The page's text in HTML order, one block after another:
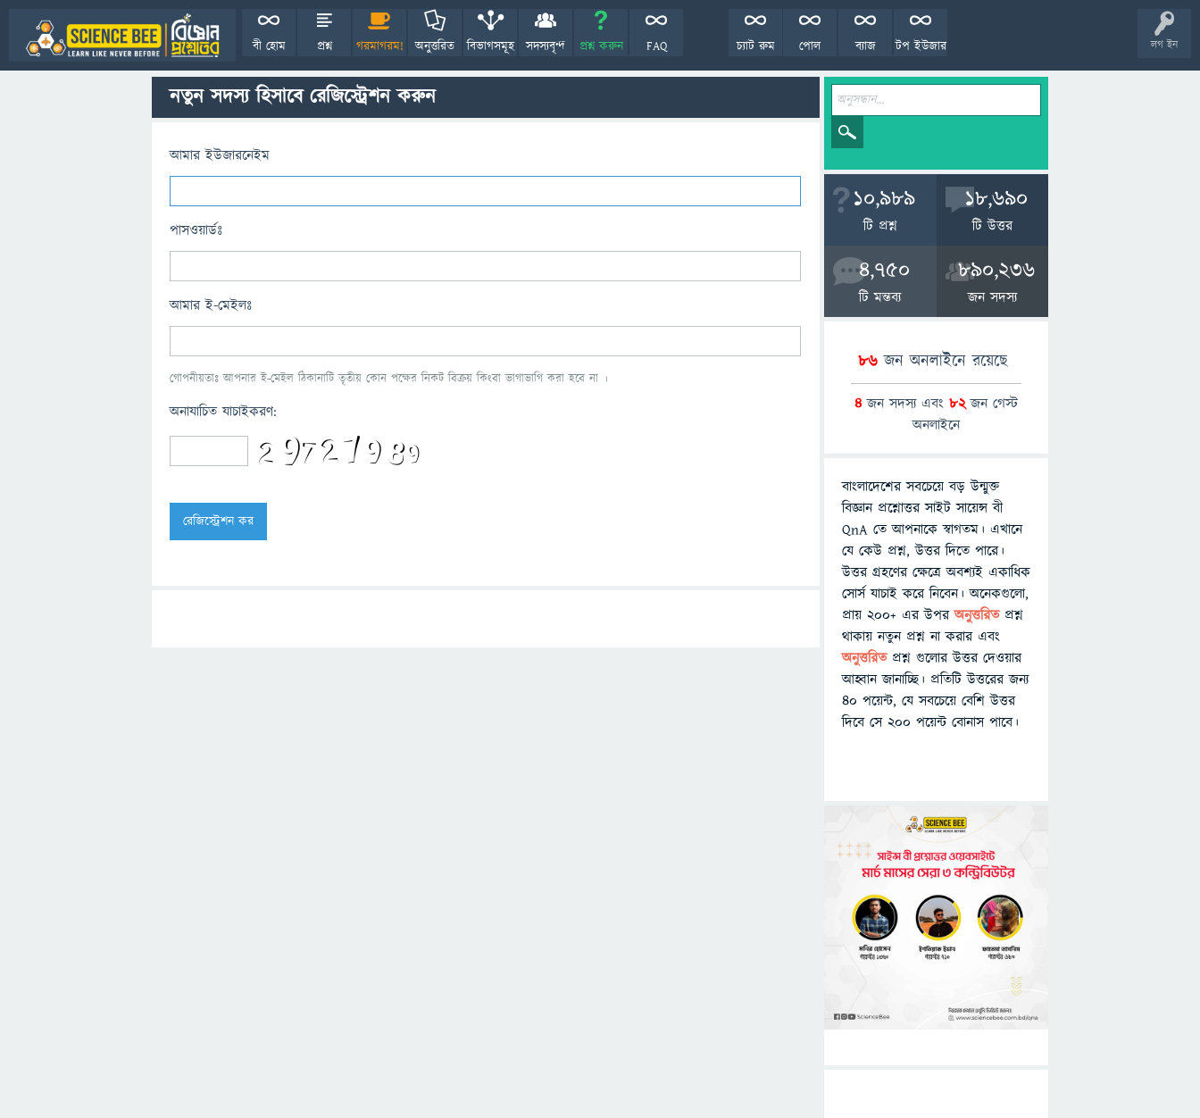
লগ ইন
বী হোম প্রশ্ন গরমাগরম! অনুত্তরিত বিভাগসমূহ সদস্যবৃন্দ প্রশ্ন করুন FAQ টপ ইউজার
ব্যাজ
পোল
চ্যাট রুম
নতুন সদস্য হিসাবে রেজিস্ট্রেশন করুন
আমার ইউজারনেইম
পাসওয়ার্ডঃ
আমার ই-মেইলঃ
গোপনীয়তাঃ আপনার ই-মেইল ঠিকানাটি তৃতীয় কোন পক্ষের নিকট বিক্রয় কিংবা ভাগাভাগি করা হবে না ।
অনাযাচিত যাচাইকরণ:
10,989
টি প্রশ্ন
18,690
টি উত্তর
4,750
টি মন্তব্য
890,236
জন সদস্য
86জন অনলাইনে রয়েছে
4 জন সদস্য এবং 82জন গেস্ট
অনলাইনে
বাংলাদেশের সবচেয়ে বড় উন্মুক্ত
বিজ্ঞান প্রশ্নোত্তর সাইট সায়েন্স বী
QnA তে আপনাকে স্বাগতম। এখানে
যে কেউ প্রশ্ন, উত্তর দিতে পারে।
উত্তর গ্রহণের ক্ষেত্রে অবশ্যই একাধিক
সোর্স যাচাই করে নিবেন। অনেকগুলো,
প্রায় ২০০+ এর উপরঅনুত্তরিতপ্রশ্ন
থাকায় নতুন প্রশ্ন না করার এবং
অনুত্তরিত প্রশ্ন গুলোর উত্তর দেওয়ার
আহ্বান জানাচ্ছি। প্রতিটি উত্তরের জন্য
৪০ পয়েন্ট, যে সবচেয়ে বেশি উত্তর
দিবে সে ২০০ পয়েন্ট বোনাস পাবে।